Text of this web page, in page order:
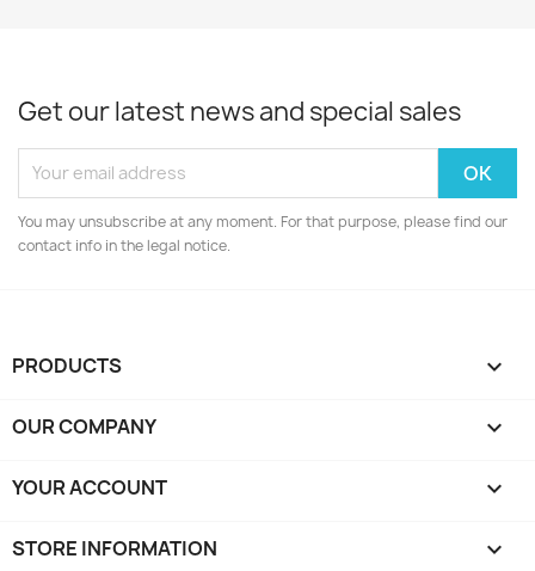
Get our latest news and special sales
You may unsubscribe at any moment. For that purpose, please find our
contact info in the legal notice.
PRODUCTS 
OUR COMPANY 
YOUR ACCOUNT 
STORE INFORMATION keyboard_arrow_down